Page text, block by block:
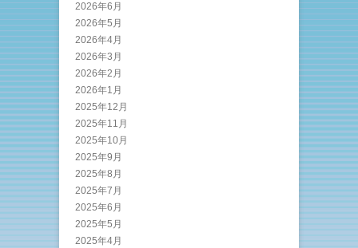
2026年6月
2026年5月
2026年4月
2026年3月
2026年2月
2026年1月
2025年12月
2025年11月
2025年10月
2025年9月
2025年8月
2025年7月
2025年6月
2025年5月
2025年4月